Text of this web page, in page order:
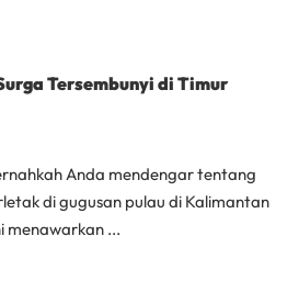
Tersembunyi di Timur
Anda mendengar tentang
di gugusan pulau di Kalimantan
menawarkan ...